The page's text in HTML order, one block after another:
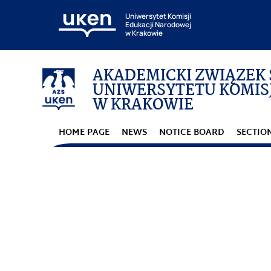
Uniwersytet Komisji
Edukacji Narodowej
w Krakowie
AKADEMICKI ZWIĄZEK
UNIWERSYTETU
W KRAKOWIE
HOME PAGE NEWS NOTICE BOARD